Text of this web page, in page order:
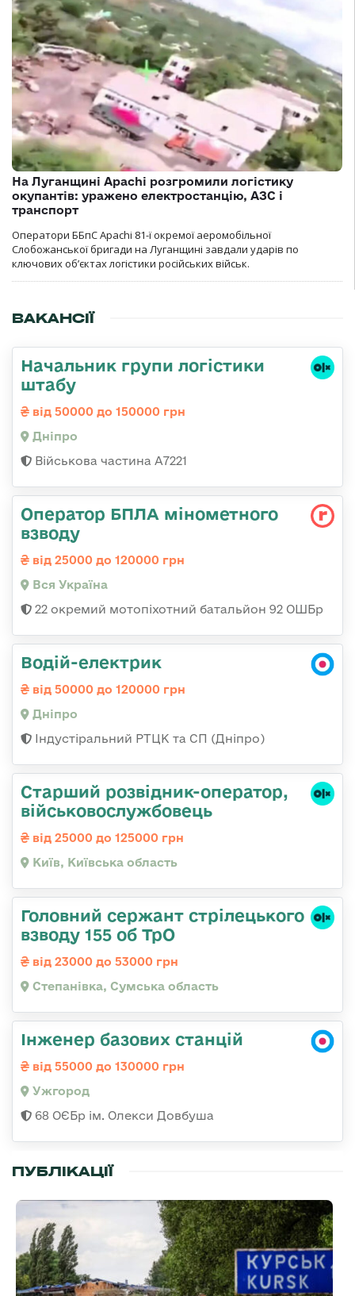
На Луганщині Apachi розгромили логістику
окупантів: уражено електростанцію, АЗС і
транспорт
Оператори ББпС Apachi 81-ї окремої аеромобільної
Слобожанської бригади на Луганщині завдали ударів по
ключових об’єктах логістики російських військ.
ВАКАНСІЇ
Начальник групи логістики
штабу
від 50000 до 150000 грн
Дніпро
Військова частина А7221
Оператор БПЛА мінометного
взводу
від 25000 до 120000 грн
Вся Україна
22 окремий мотопіхотний батальйон 92 ОШБр
Водій-електрик
від 50000 до 120000 грн
Дніпро
Індустіральний РТЦК та СП (Дніпро)
Стаpший pозвідник-опеpатоp,
військовослужбовець
від 25000 до 125000 грн
Київ, Київська область
Головний сержант стрілецького
взводу 155 об ТрО
від 23000 до 53000 грн
Степанівка, Сумська область
Інженер базових станцій
від 55000 до 130000 грн
Ужгород
68 ОЄБр ім. Олекси Довбуша
ПУБЛІКАЦІЇ